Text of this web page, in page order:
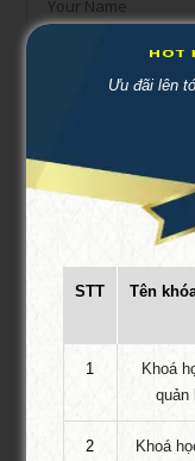
KHÓA HỌC
Khoá học TikTok
Khóa học tiktok shop
nhu cầu kinh doanh
chuyên sâu từ việc
đến có thể …
HOT
Ưu đãi lên
STT Tên
1
Khoá
quản
2
Khoá